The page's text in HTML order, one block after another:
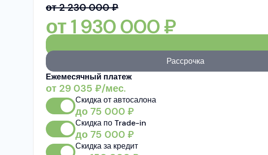
от 2 230 000 ₽
от1 930 000₽
Рассрочка
Ежемесячный платеж
от 29 035 ₽/мес.
Скидка от автосалона
до 75 000 ₽
Скидка по Trade-in
до 75 000 ₽
Скидка за кредит